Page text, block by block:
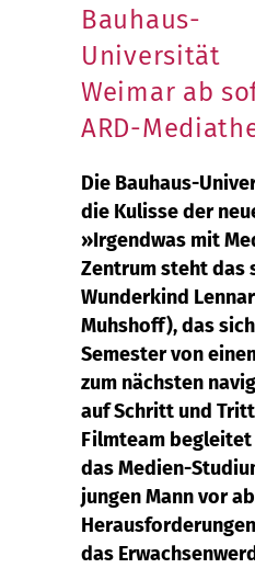
Bauhaus-
Universität
Weimar ab
ARD-
Die Bauhaus-
die Kulisse der
»Irgendwas mit
Zentrum steht das
Wunderkind
Muhshoff), das
Semester von
zum nächsten
auf Schritt und
Filmteam
das Medien-
jungen Mann vor
das